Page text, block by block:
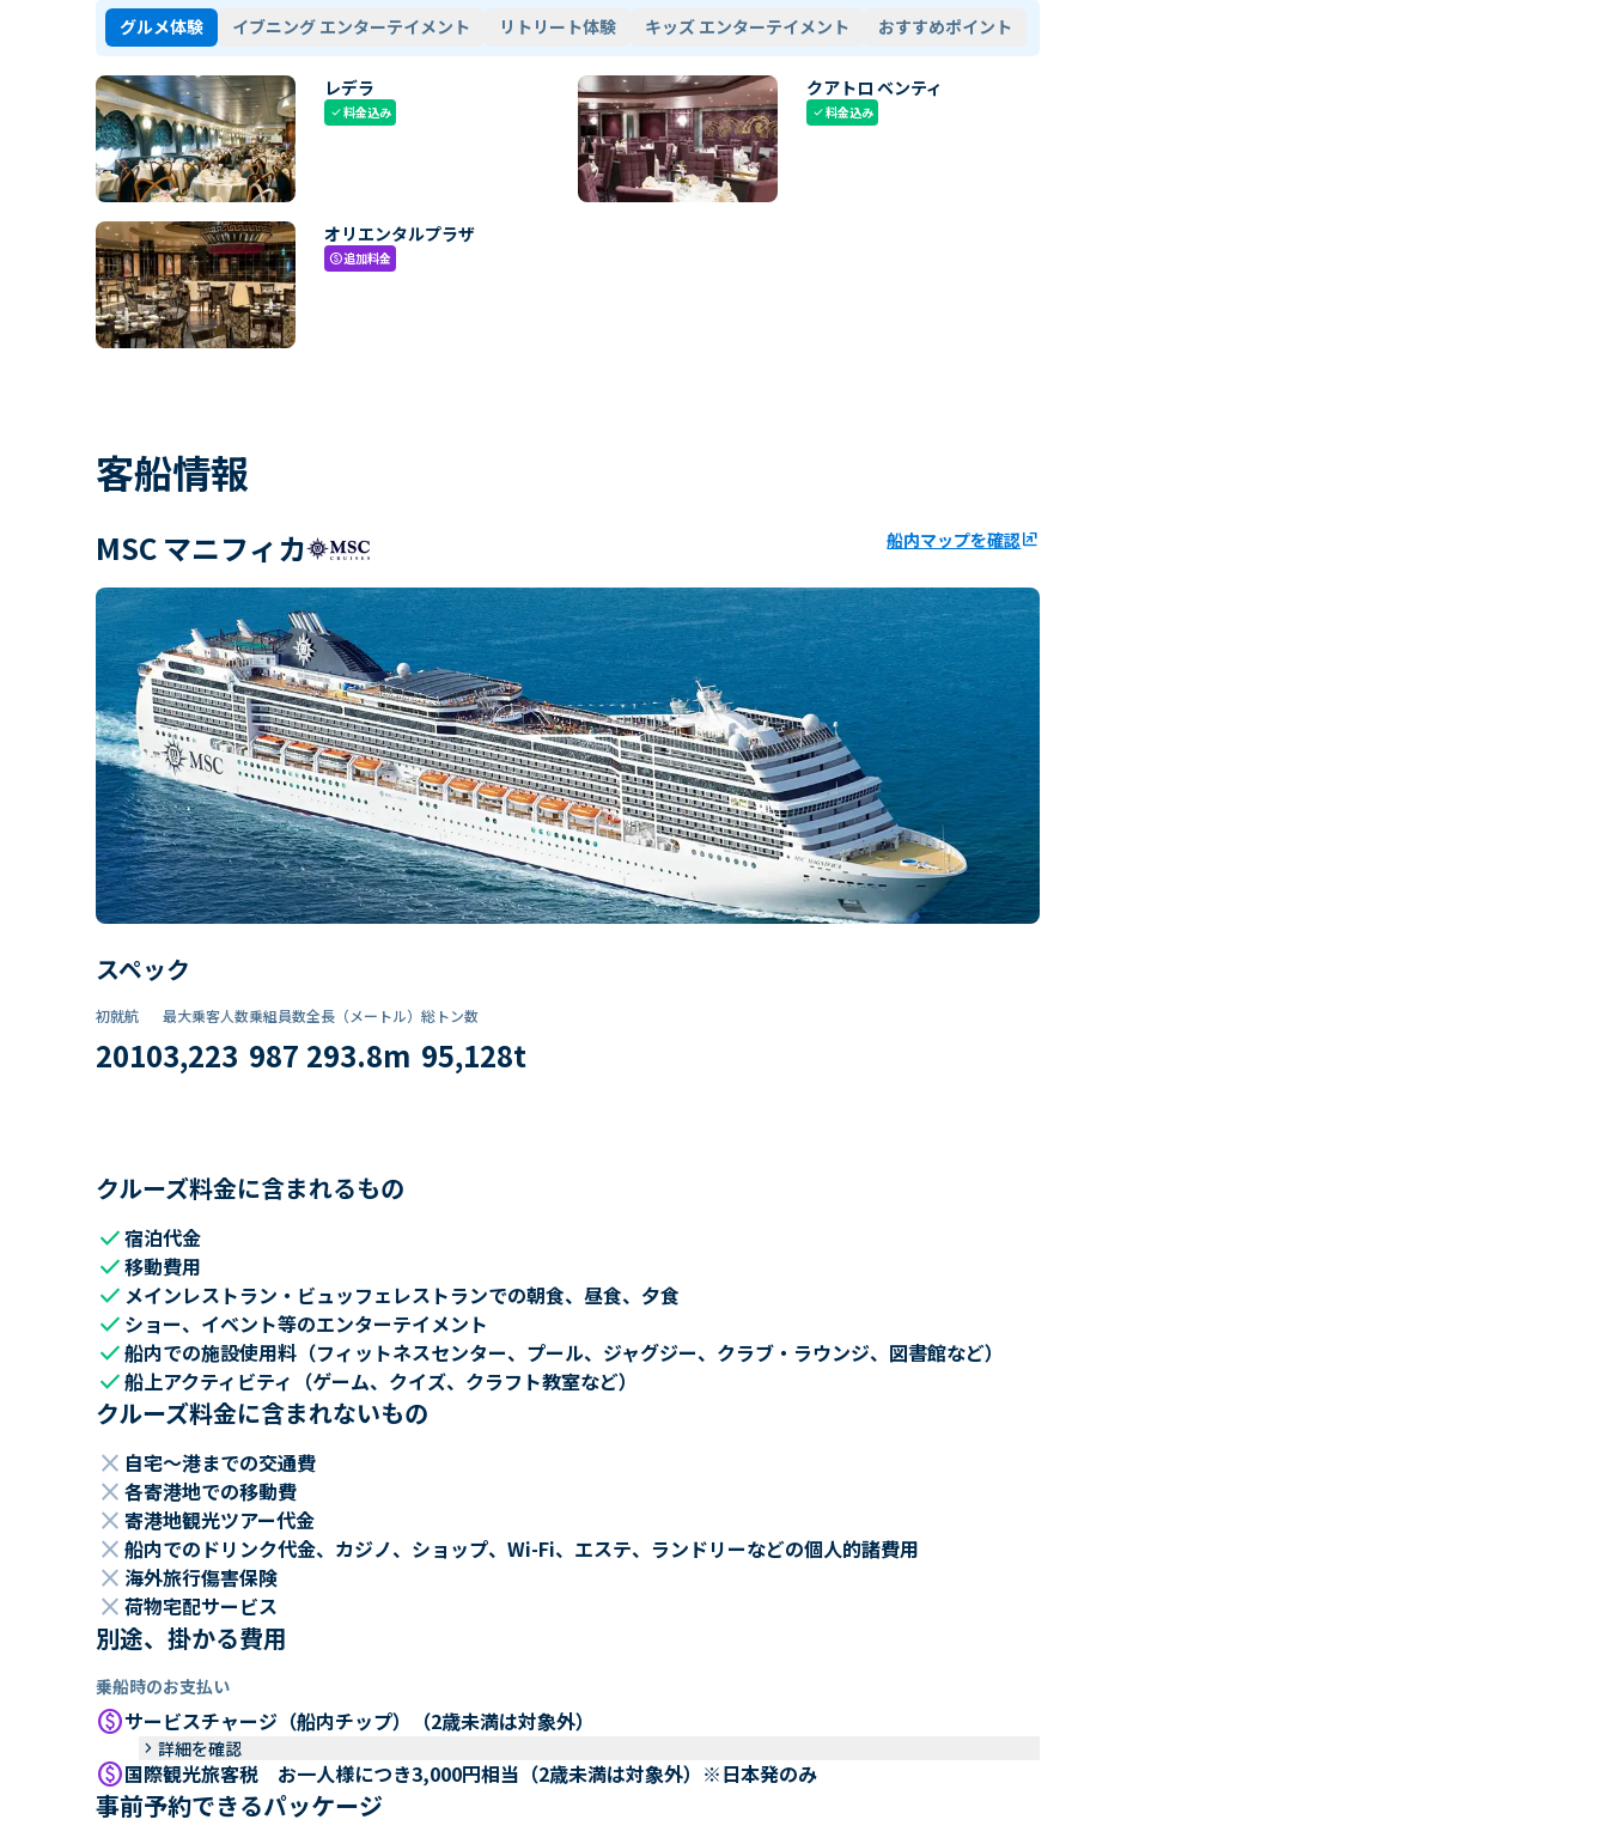
グルメ体験 イブニング エンターテイメント リトリート体験 キッズ エンターテイメント おすすめポイント
レデラ
check料金込み
クアトロ ベンティ
check料金込み
オリエンタルプラザ
paid追加料金
客船情報
MSC マニフィカ 船内マップを確認ungroup
スペック
初就航
2010
最大乗客人数
3,223
乗組員数​
987
全長（メートル）
293.8m
総トン数​
95,128t
クルーズ料金に含まれるもの
check宿泊代金
check移動費用
check メインレストラン・ビュッフェレストランでの朝食、昼食、夕食
check ショー、イベント等のエンターテイメント
check船内での施設使用料（フィットネスセンター、プール、ジャグジー、クラブ・ラウンジ、図書館など）
check船上アクティビティ（ゲーム、クイズ、クラフト教室など）
クルーズ料金に含まれないもの
close 自宅～港までの交通費
close 各寄港地での移動費
close 寄港地観光ツアー代金
close 船内でのドリンク代金、カジノ、ショップ、Wi-Fi、エステ、ランドリーなどの個人的諸費用
close 海外旅行傷害保険
close 荷物宅配サービス
別途、掛かる費用
乗船時のお支払い
paidサービスチャージ（船内チップ）（2歳未満は対象外）
keyboard_arrow_right 詳細を確認
paid国際観光旅客税 お一人様につき3,000円相当（2歳未満は対象外）※日本発のみ
事前予約できるパッケージ